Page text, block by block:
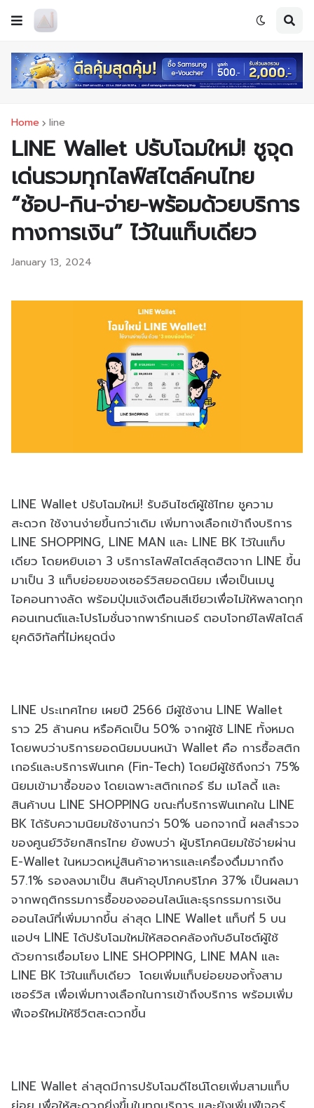
Home line
LINE Wallet ปรับโฉมใหม่! ชูจุด
เด่นรวมทุกไลฟ์สไตล์คนไทย
“ช้อป-กิน-จ่าย-พร้อมด้วยบริการ
ทางการเงิน” ไว้ในแท็บเดียว
January 13, 2024
LINE Wallet ปรับโฉมใหม่! รับอินไซต์ผู้ใช้ไทย ชูความ
สะดวก ใช้งานง่ายขึ้นกว่าเดิม เพิ่มทางเลือกเข้าถึงบริการ
LINE SHOPPING, LINE MAN และ LINE BK ไว้ในแท็บ
เดียว โดยหยิบเอา 3 บริการไลฟ์สไตล์สุดฮิตจาก LINE ขึ้น
มาเป็น 3 แท็บย่อยของเซอร์วิสยอดนิยม เพื่อเป็นเมนู
ไอคอนทางลัด พร้อมปุ่มแจ้งเตือนสีเขียวเพื่อไม่ให้พลาดทุก
คอนเทนต์และโปรโมชั่นจากพาร์ทเนอร์ ตอบโจทย์ไลฟ์สไตล์
ยุคดิจิทัลที่ไม่หยุดนิ่ง
LINE ประเทศไทย เผยปี 2566 มีผู้ใช้งาน LINE Wallet
ราว 25 ล้านคน หรือคิดเป็น 50% จากผู้ใช้ LINE ทั้งหมด
โดยพบว่าบริการยอดนิยมบนหน้า Wallet คือ การซื้อสติก
เกอร์และบริการฟินเทค (Fin-Tech) โดยมีผู้ใช้ถึงกว่า 75%
นิยมเข้ามาซื้อของ โดยเฉพาะสติกเกอร์ ธีม เมโลดี้ และ
สินค้าบน LINE SHOPPING ขณะที่บริการฟินเทคใน LINE
BK ได้รับความนิยมใช้งานกว่า 50% นอกจากนี้ ผลสำรวจ
ของศูนย์วิจัยกสิกรไทย ยังพบว่า ผู้บริโภคนิยมใช้จ่ายผ่าน
E-Wallet ในหมวดหมู่สินค้าอาหารและเครื่องดื่มมากถึง
57.1% รองลงมาเป็น สินค้าอุปโภคบริโภค 37% เป็นผลมา
จากพฤติกรรมการซื้อของออนไลน์และธุรกรรมการเงิน
ออนไลน์ที่เพิ่มมากขึ้น ล่าสุด LINE Wallet แท็บที่ 5 บน
แอปฯ LINE ได้ปรับโฉมใหม่ให้สอดคล้องกับอินไซต์ผู้ใช้
ด้วยการเชื่อมโยง LINE SHOPPING, LINE MAN และ
LINE BK ไว้ในแท็บเดียว โดยเพิ่มแท็บย่อยของทั้งสาม
เซอร์วิส เพื่อเพิ่มทางเลือกในการเข้าถึงบริการ พร้อมเพิ่ม
ฟีเจอร์ใหม่ให้ชีวิตสะดวกขึ้น
LINE Wallet ล่าสุดมีการปรับโฉมดีไซน์โดยเพิ่มสามแท็บ